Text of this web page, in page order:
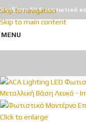
Skip to navigation
Skip to main content
Κερδίστε 50 € εκπτωτικό
MENU
Click to enlarge